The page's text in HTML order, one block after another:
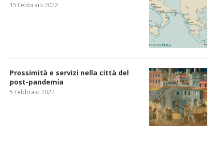
15 Febbraio 2022
Prossimità e servizi nella città del
post-pandemia
5 Febbraio 2022